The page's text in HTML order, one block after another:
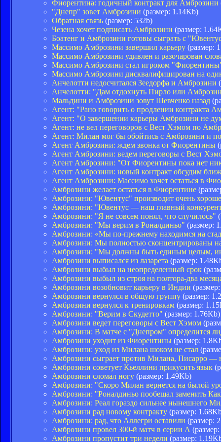
Фиорентина: годичный контракт для Амброзини
"Днепр" зовет Амброзини (размер: 1.14Kb)
Обратная связь (размер: 532b)
Чезена хочет подписать Амброзини (размер:
Боатенг и Амброзини готовы сыграть с
Массимо Амброзини завершил карьеру (размер:
Массимо Амброзини удивлен и разочарован
Массимо Амброзини стал игроком
Массимо Амброзини дисквалифицирован на
Анчелотти недосчитался Зеедорфа и Амброзини
Анчелотти: "Дам отдохнуть Пирло или
Мальдини и Амброзини зовут Шевченко назад
Агент: "Рано говорить о продлении контракта
Агент: "О завершении карьеры Амброзини не
Агент: не вел переговоров с Вест Хэмом по
Агент: Милан мог бы обойтись с Амброзини и
Агент Амброзини: ждем звонка от Фиорентины
Агент Амброзини: ведем переговоры с Вест
Агент Амброзини: "От Фиорентины пока нет
Агент Амброзини: новый контракт обсудим
Агент Амброзини: Массимо хочет остаться в
Амброзини желает остаться в Фиорентине
Амброзини: "Ювентус" производит очень
Амброзини: "Ювентус — наш главный
Амброзини: "Я не совсем понял, что случилось"
Амброзини: "Мы верим в Роналдиньо" (размер:
Амброзини: «Мы по-прежнему находимся на
Амброзини: Мы полностью сконцентрированы
Амброзини: "Мы должны быть единым целым,
Амброзини выписался из лазарета (размер:
Амброзини выбыл на неопределенный срок
Амброзини выбыл из строя на полтора-два
Амброзини возобновит карьеру в Индии
Амброзини вернулся в общую группу (размер:
Амброзини вернулся к тренировкам (размер:
Амброзини: "Верим в Скудетто" (размер: 1.76Kb)
Амброзини ведет переговоры с Вест Хэмом
Амброзини: В матче с "Днепром" определится
Амброзини уходит из Фиорентины (размер:
Амброзини: уход из Милана шоком не стал
Амброзини сыграет против Милана, Писарро —
Амброзини советует Кьеллини прикусить язык
Амброзини сломал ногу (размер: 1.49Kb)
Амброзини: "Скоро Милан вернется на былой
Амброзини: "Роналдиньо пообещал заменить
Амброзини: Реал гораздо сильнее нынешнего
Амброзини рад новому контракту (размер:
Амброзини: рад, что Аллегри оставили (размер:
Амброзини провел 300-й матч в серии А
Амброзини пропустит три недели (размер: